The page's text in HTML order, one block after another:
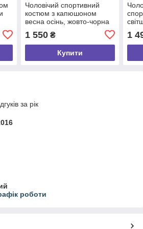
Чоловічий спортивний
костюм з капюшоном
весна осінь, жовто-чорна
виробника розмір S
1 550₴
Купити
1
за рік
роботи